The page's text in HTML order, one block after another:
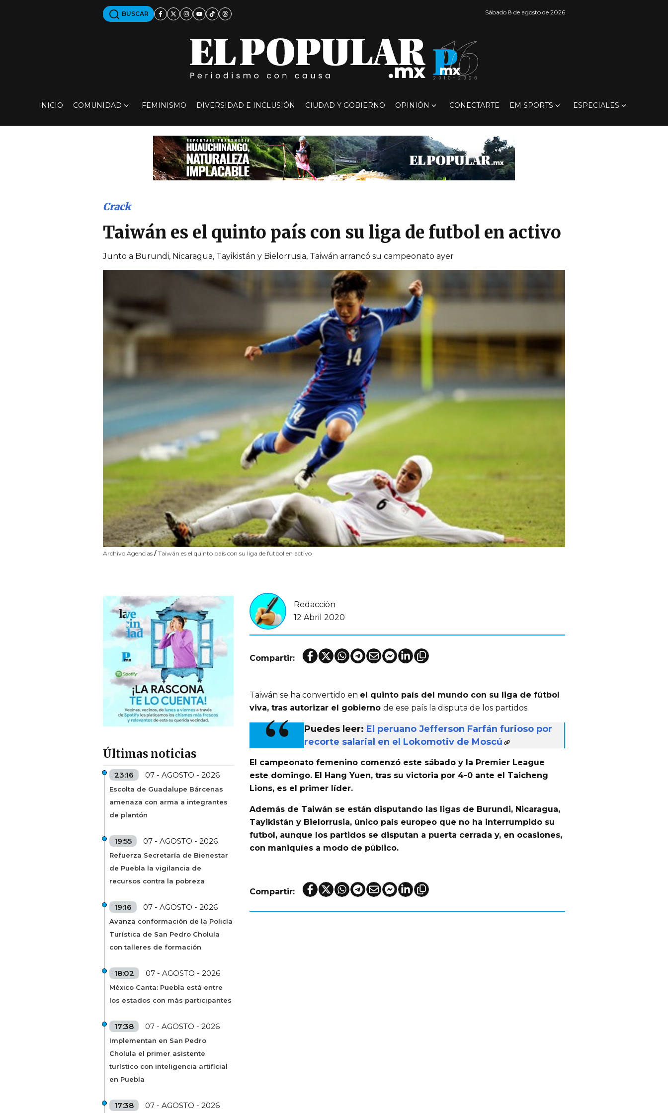
BUSCAR Sábado 8 de agosto de 2026
INICIO COMUNIDAD FEMINISMO DIVERSIDAD E INCLUSIÓN CIUDAD Y GOBIERNO OPINIÓN CONECTARTE EM SPORTS ESPECIALES
Archivo Agencias / Taiwán es el quinto país con su liga de futbol en activo
Crack
Taiwán es el quinto país con su liga de futbol en activo
Junto a Burundi, Nicaragua, Tayikistán y Bielorrusia, Taiwán arrancó su campeonato ayer
Últimas noticias
23:16 07 - AGOSTO - 2026
Escolta de Guadalupe Bárcenas
amenaza con arma a integrantes
de plantón
19:55 07 - AGOSTO - 2026
Refuerza Secretaría de Bienestar
de Puebla la vigilancia de
recursos contra la pobreza
19:16 07 - AGOSTO - 2026
Avanza conformación de la Policía
Turística de San Pedro Cholula
con talleres de formación
18:02 07 - AGOSTO - 2026
México Canta: Puebla está entre
los estados con más participantes
17:38 07 - AGOSTO - 2026
Implementan en San Pedro
Cholula el primer asistente
turístico con inteligencia artificial
en Puebla
17:38 07 - AGOSTO - 2026
Redacción
12 Abril 2020
Compartir:
Taiwán se ha convertido en el quinto país del mundo con su liga de fútbol
viva, tras autorizar el gobierno de ese país la disputa de los partidos.
Puedes leer: El peruano Jefferson Farfán furioso por
recorte salarial en el Lokomotiv de Moscú
El campeonato femenino comenzó este sábado y la Premier League
este domingo. El Hang Yuen, tras su victoria por 4-0 ante el Taicheng
Lions, es el primer líder.
Además de Taiwán se están disputando las ligas de Burundi, Nicaragua,
Tayikistán y Bielorrusia, único país europeo que no ha interrumpido su
futbol, aunque los partidos se disputan a puerta cerrada y, en ocasiones,
con maniquíes a modo de público.
Compartir: